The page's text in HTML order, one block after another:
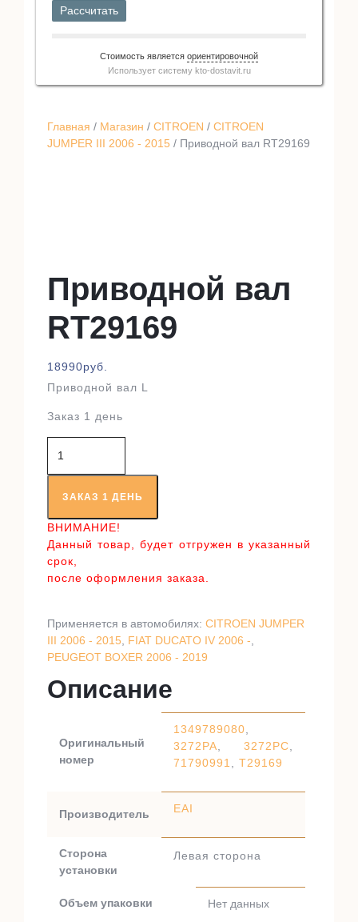
Главная / Магазин / CITROEN / CITROEN
JUMPER III 2006 - 2015 / Приводной вал RT29169
Приводной вал
RT29169
18990руб.
Приводной вал L
Заказ 1 день
товара
Приводной
валЗАКАЗ 1 ДЕНЬ
ВНИМАНИЕ!
Данный товар, будет отгружен в указанный
срок,
после оформления заказа.
Применяется в автомобилях: CITROEN JUMPER
III 2006 - 2015
FIAT DUCATO IV 2006 -
PEUGEOT BOXER 2006 - 2019
Описание
Оригинальный
номер
1349789080
3272PA
3272PC
71790991
T29169
Производитель EAI
Сторона
установки
Левая сторона
Объем упаковки
Нет данных
Рассчитать
Стоимость является ориентировочной
Использует систему kto-dostavit.ru